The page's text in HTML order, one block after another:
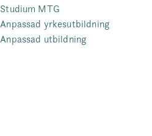
Studium MTG
Anpassad yrkesutbildning
Anpassad utbildning